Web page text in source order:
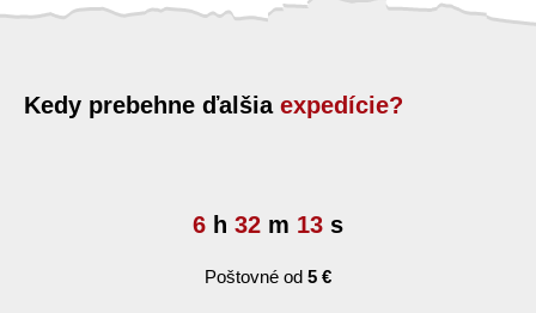
Kedy prebehne ďalšia expedície?
6 h 32 m 12 s
Poštovné od 5 €